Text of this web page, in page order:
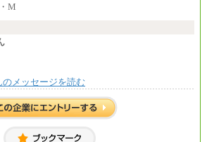
270,000円～320,000円
：225,000円～300,000円
間中も給与に変更はございません。
のメッセージを読む